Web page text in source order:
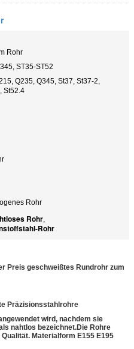
Rohr
ST35-ST52
Q235, Q345, St37, St37-2,
St52.4
Rohr
Rohr,
Rohr
Preis geschweißtes Rundrohr zum
Präzisionsstahlrohre
wird, nachdem sie
nahtlos bezeichnet.Die Rohre
Materialform E155 E195